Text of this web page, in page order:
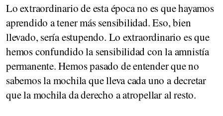
Lo extraordinario de esta época no es que hayamos
aprendido a tener más sensibilidad. Eso, bien
llevado, sería estupendo. Lo extraordinario es que
hemos confundido la sensibilidad con la amnistía
permanente. Hemos pasado de entender que no
sabemos la mochila que lleva cada uno a decretar
que la mochila da derecho a atropellar al resto.